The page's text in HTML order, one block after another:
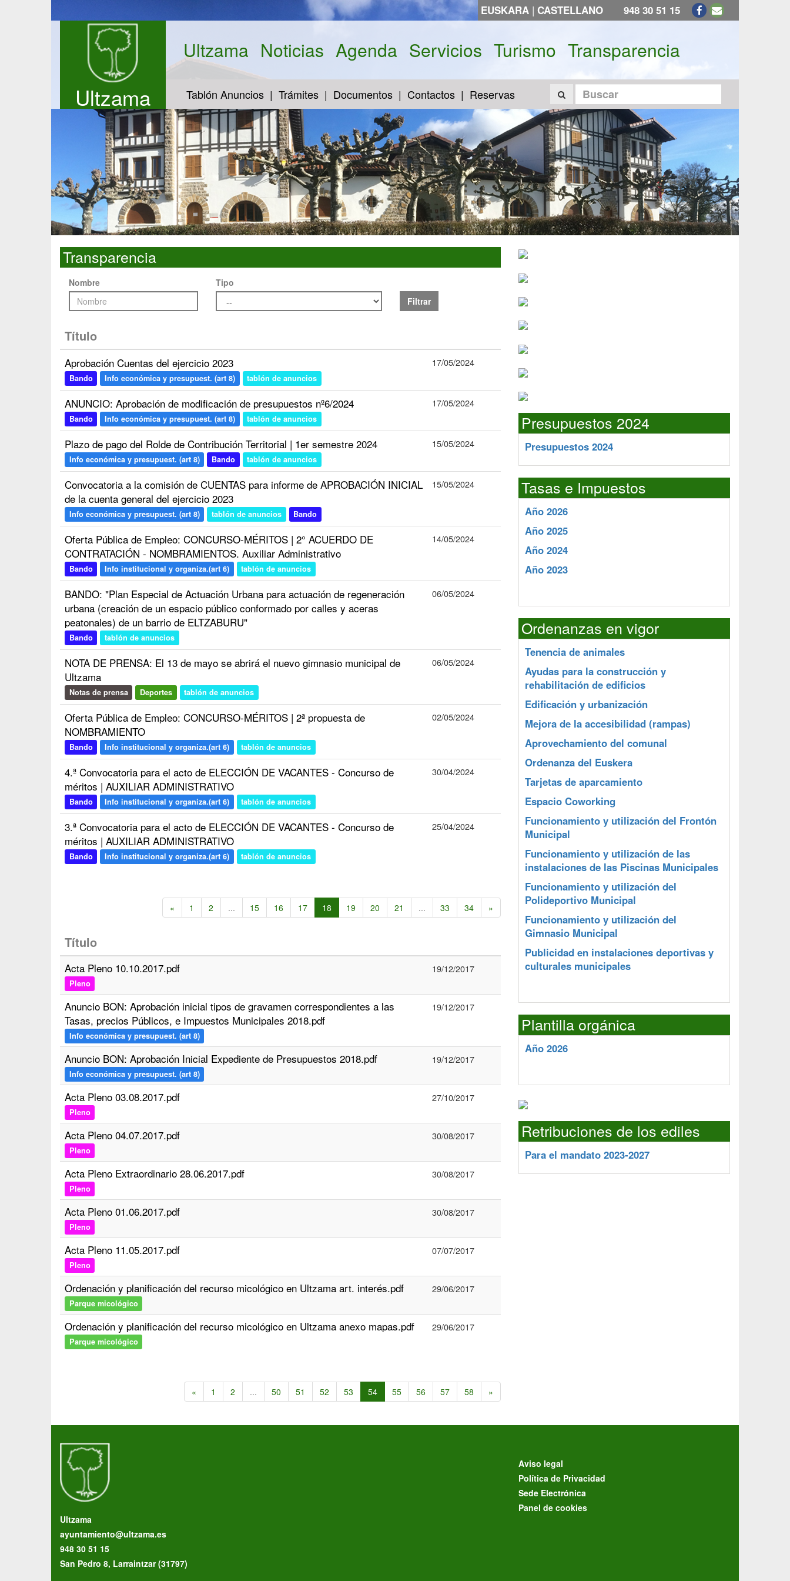
EUSKARA | CASTELLANO 948 30 51 15
Ultzama
Ultzama Noticias Agenda Servicios Turismo Transparencia
Tablón Anuncios Trámites Documentos Contactos Reservas
Transparencia
Nombre
Tipo
Filtrar
Título
Aprobación Cuentas del ejercicio 2023
Bando Info económica y presupuest. (art 8) tablón de anuncios
17/05/2024
ANUNCIO: Aprobación de modificación de presupuestos nº6/2024
Bando Info económica y presupuest. (art 8) tablón de anuncios
17/05/2024
Plazo de pago del Rolde de Contribución Territorial | 1er semestre 2024
Info económica y presupuest. (art 8) Bando tablón de anuncios
15/05/2024
Convocatoria a la comisión de CUENTAS para informe de APROBACIÓN INICIAL
de la cuenta general del ejercicio 2023
Info económica y presupuest. (art 8) tablón de anuncios Bando
15/05/2024
Oferta Pública de Empleo: CONCURSO-MÉRITOS | 2° ACUERDO DE
CONTRATACIÓN - NOMBRAMIENTOS. Auxiliar Administrativo
Bando Info institucional y organiza.(art 6) tablón de anuncios
14/05/2024
BANDO: "Plan Especial de Actuación Urbana para actuación de regeneración
urbana (creación de un espacio público conformado por calles y aceras
peatonales) de un barrio de ELTZABURU"
Bando tablón de anuncios
06/05/2024
NOTA DE PRENSA: El 13 de mayo se abrirá el nuevo gimnasio municipal de
Ultzama
Notas de prensa Deportes tablón de anuncios
06/05/2024
Oferta Pública de Empleo: CONCURSO-MÉRITOS | 2ª propuesta de
NOMBRAMIENTO
Bando Info institucional y organiza.(art 6) tablón de anuncios
02/05/2024
4.ª Convocatoria para el acto de ELECCIÓN DE VACANTES - Concurso de
méritos | AUXILIAR ADMINISTRATIVO
Bando Info institucional y organiza.(art 6) tablón de anuncios
30/04/2024
3.ª Convocatoria para el acto de ELECCIÓN DE VACANTES - Concurso de
méritos | AUXILIAR ADMINISTRATIVO
Bando Info institucional y organiza.(art 6) tablón de anuncios
25/04/2024
« 1 2 ... 15 16 17 18 19 20 21 ... 33 34 »
Título
Acta Pleno 10.10.2017.pdf
Pleno
19/12/2017
Anuncio BON: Aprobación inicial tipos de gravamen correspondientes a las
Tasas, precios Públicos, e Impuestos Municipales 2018.pdf
Info económica y presupuest. (art 8)
19/12/2017
Anuncio BON: Aprobación Inicial Expediente de Presupuestos 2018.pdf
Info económica y presupuest. (art 8)
19/12/2017
Acta Pleno 03.08.2017.pdf
Pleno
27/10/2017
Acta Pleno 04.07.2017.pdf
Pleno
30/08/2017
Acta Pleno Extraordinario 28.06.2017.pdf
Pleno
30/08/2017
Acta Pleno 01.06.2017.pdf
Pleno
30/08/2017
Acta Pleno 11.05.2017.pdf
Pleno
07/07/2017
Ordenación y planificación del recurso micológico en Ultzama art. interés.pdf
Parque micológico
29/06/2017
Ordenación y planificación del recurso micológico en Ultzama anexo mapas.pdf
Parque micológico
29/06/2017
« 1 2 ... 50 51 52 53 54 55 56 57 58 »
Presupuestos 2024
Presupuestos 2024
Tasas e Impuestos
Año 2026
Año 2025
Año 2024
Año 2023
Ordenanzas en vigor
Tenencia de animales
Ayudas para la construcción y
rehabilitación de edificios
Edificación y urbanización
Mejora de la accesibilidad (rampas)
Aprovechamiento del comunal
Ordenanza del Euskera
Tarjetas de aparcamiento
Espacio Coworking
Funcionamiento y utilización del Frontón
Municipal
Funcionamiento y utilización de las
instalaciones de las Piscinas Municipales
Funcionamiento y utilización del
Polideportivo Municipal
Funcionamiento y utilización del
Gimnasio Municipal
Publicidad en instalaciones deportivas y
culturales municipales
Plantilla orgánica
Año 2026
Retribuciones de los ediles
Para el mandato 2023-2027
Ultzama
ayuntamiento@ultzama.es
948 30 51 15
San Pedro 8, Larraintzar (31797)
Aviso legal
Política de Privacidad
Sede Electrónica
Panel de cookies